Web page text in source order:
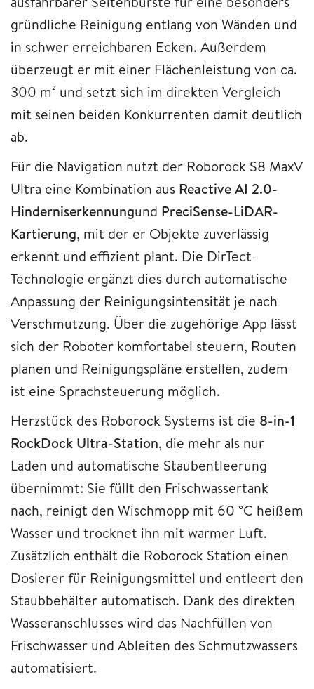
gründliche Reinigung entlang von Wänden und
in schwer erreichbaren Ecken. Außerdem
überzeugt er mit einer Flächenleistung von ca.
300 m² und setzt sich im direkten Vergleich
mit seinen beiden Konkurrenten damit deutlich
ab.
Für die Navigation nutzt der Roborock S8 MaxV
Ultra eine Kombination aus Reactive AI 2.0-
Hinderniserkennungund PreciSense-LiDAR-
Kartierung, mit der er Objekte zuverlässig
erkennt und effizient plant. Die DirTect-
Technologie ergänzt dies durch automatische
Anpassung der Reinigungsintensität je nach
Verschmutzung. Über die zugehörige App lässt
sich der Roboter komfortabel steuern, Routen
planen und Reinigungspläne erstellen, zudem
ist eine Sprachsteuerung möglich.
Herzstück des Roborock Systems ist die 8-in-1
RockDock Ultra-Station, die mehr als nur
Laden und automatische Staubentleerung
übernimmt: Sie füllt den Frischwassertank
nach, reinigt den Wischmopp mit 60 °C heißem
Wasser und trocknet ihn mit warmer Luft.
Zusätzlich enthält die Roborock Station einen
Dosierer für Reinigungsmittel und entleert den
Staubbehälter automatisch. Dank des direkten
Wasseranschlusses wird das Nachfüllen von
Frischwasser und Ableiten des Schmutzwassers
automatisiert.